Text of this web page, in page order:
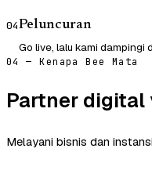
04Peluncuran
Go live, lalu kami dampingi
04 — Kenapa Bee Mata
Partner
Melayani bisnis dan